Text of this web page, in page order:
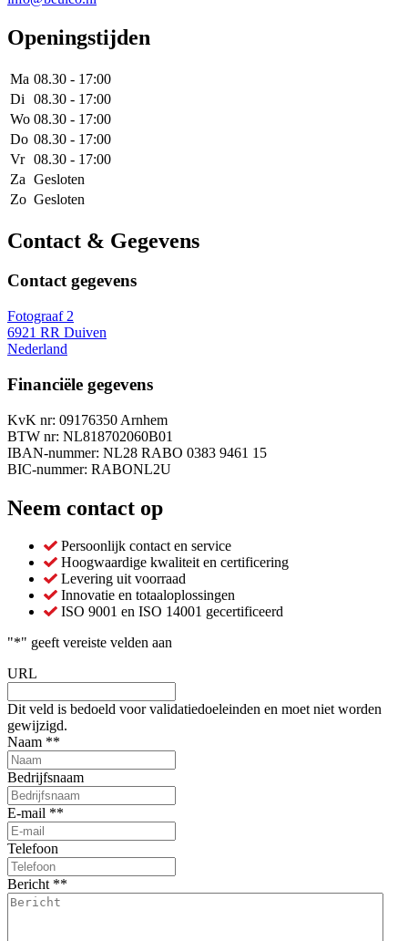
Openingstijden
Ma 08.30 - 17:00
Di
08.30 - 17:00
Wo 08.30 - 17:00
Do 08.30 - 17:00
Vr 08.30 - 17:00
Za Gesloten
Zo Gesloten
Contact & Gegevens
Contact gegevens
Fotograaf 2
6921 RR Duiven
Nederland
Financiële gegevens
KvK nr: 09176350 Arnhem
BTW nr: NL818702060B01
IBAN-nummer: NL28 RABO 0383 9461 15
BIC-nummer: RABONL2U
Neem contact op
Persoonlijk contact en service
Hoogwaardige kwaliteit en certificering
Levering uit voorraad
Innovatie en totaaloplossingen
ISO 9001 en ISO 14001 gecertificeerd
"*" geeft vereiste velden aan
URL
Dit veld is bedoeld voor validatiedoeleinden en moet niet worden
gewijzigd.
Naam **
Bedrijfsnaam
E-mail **
Telefoon
Bericht **